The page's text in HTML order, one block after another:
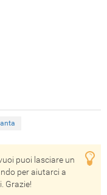
puoi lasciare un
per aiutarci a
Grazie!